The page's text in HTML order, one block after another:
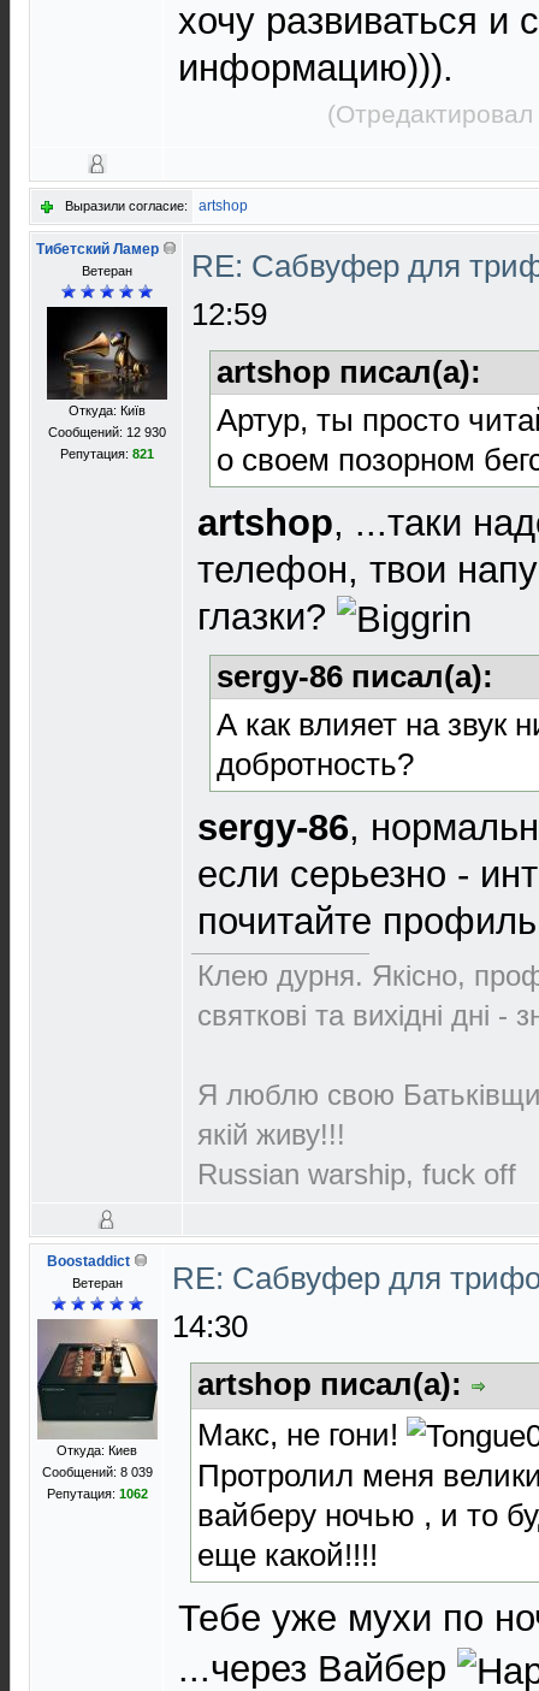
хочу развиваться и
информацию))).
Выразили согласие: artshop
Тибетский Ламер
Ветеран
Откуда: Київ
Сообщений: 12 930
Репутация: 821
RE: Сабвуфер для
12:59
artshop писал(а):
Артур, ты просто
о своем позорном
artshop, ...таки
телефон, твои
глазки?
sergy-86 писал(а):
А как влияет на звук
добротность?
sergy-86,
если серьезно -
почитайте
Клею дурня. Якісно,
святкові та вихідні дні -
Я люблю свою
якій живу!!!
Russian warship, fuck off
Boostaddict
Ветеран
Откуда: Киев
Сообщений: 8 039
Репутация: 1062
RE: Сабвуфер для
14:30
artshop писал(а):
Макс, не гони!
Протролил меня
вайберу ночью , и то
еще какой!!!!
Тебе уже мухи по
...через Вайбер